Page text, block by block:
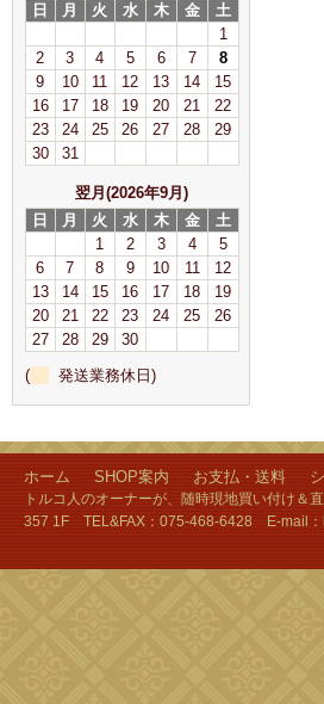
日
月 火 水 木 金
土
1
2
3 4 5 6 7
8
9
10 11 12 13 14
15
16
17 18 19 20 21
22
23
24 25 26 27 28
29
30
31
翌月(2026年9月)
日
月 火 水 木 金
土
1
2 3 4
5
6
7 8 9 10 11
12
13
14 15 16 17 18
19
20
21 22 23 24 25
26
27
28 29
30
(
発送業務休日)
ホーム SHOP案内 お支払・送料
トルコ人のオーナーが、随時現地買い付け＆
357 1F TEL&FAX：075-468-6428 E-mail：